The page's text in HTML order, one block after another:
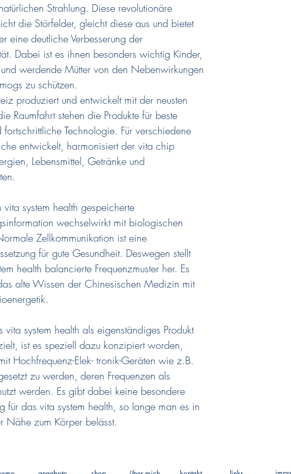
Strahlung. Diese revolutionäre
die Störfelder, gleicht diese aus und bietet
eine deutliche Verbesserung der
Dabei ist es ihnen besonders wichtig Kinder,
und werdende Mütter von den Nebenwirkungen
zu schützen.
produziert und entwickelt mit der neusten
Raumfahrt stehen die Produkte für beste
Technologie. Für verschiedene
entwickelt, harmonisiert der vita chip
Lebensmittel, Getränke und
vita system health gespeicherte
wechselwirkt mit biologischen
Zellkommunikation ist eine
für gute Gesundheit. Deswegen stellt
health balancierte Frequenzmuster her. Es
alte Wissen der Chinesischen Medizin mit
system health als eigenständiges Produkt
ist es speziell dazu konzipiert worden,
Hochfrequenz-Elek- tronik-Geräten wie z.B.
zu werden, deren Frequenzen als
werden. Es gibt dabei keine besondere
für das vita system health, so lange man es in
Nähe zum Körper belässt.